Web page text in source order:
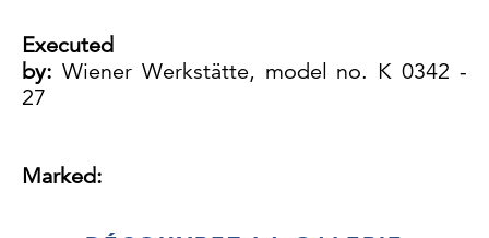
Executed
by: Wiener Werkstätte, model no. K 0342 -
27
Marked: